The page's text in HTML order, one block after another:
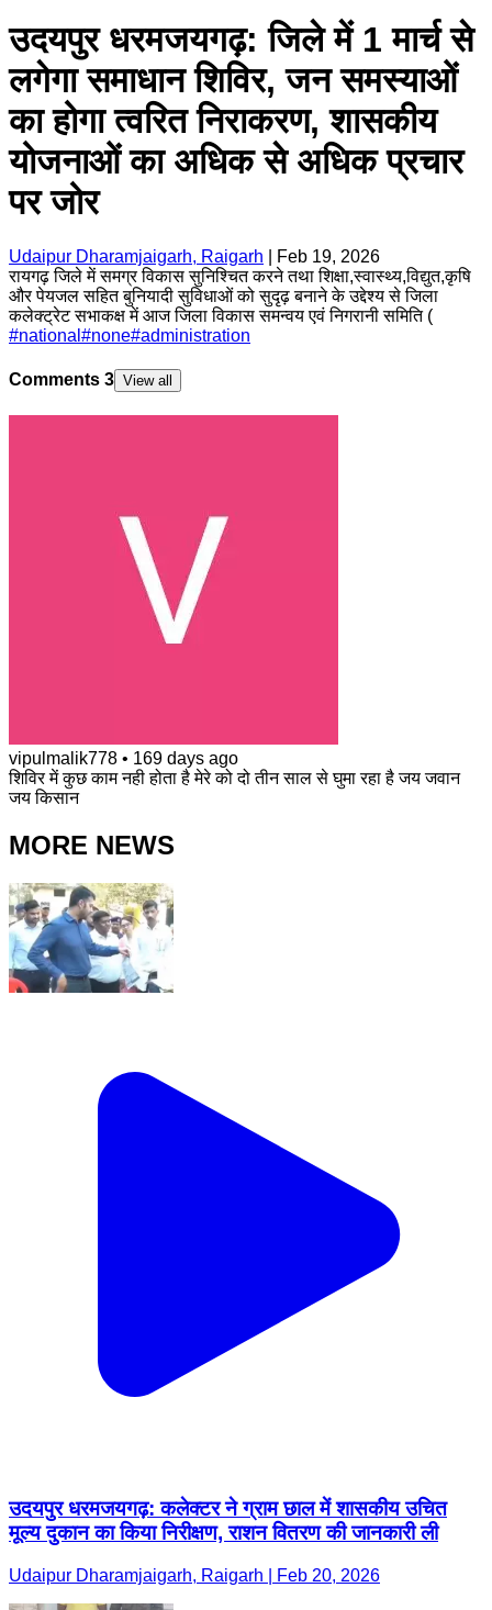
उदयपुर धरमजयगढ़: जिले में 1 मार्च से
लगेगा समाधान शिविर, जन समस्याओं
का होगा त्वरित निराकरण, शासकीय
योजनाओं का अधिक से अधिक प्रचार
पर जोर
Udaipur Dharamjaigarh, Raigarh
Feb 19, 2026
रायगढ़ जिले में समग्र विकास सुनिश्चित करने तथा शिक्षा,स्वास्थ्य,विद्युत,कृषि
और पेयजल सहित बुनियादी सुविधाओं को सुदृढ़ बनाने के उद्देश्य से जिला
कलेक्ट्रेट सभाकक्ष में आज जिला विकास समन्वय एवं निगरानी समिति (
#national #none#administration
Comments 3 View all
vipulmalik778 • 169 days ago
शिविर में कुछ काम नही होता है मेरे को दो तीन साल से घुमा रहा है जय जवान
जय किसान
MORE NEWS
उदयपुर धरमजयगढ़: कलेक्टर ने ग्राम छाल में शासकीय उचित
मूल्य दुकान का किया निरीक्षण, राशन वितरण की जानकारी ली
Udaipur Dharamjaigarh, Raigarh | Feb 20, 2026